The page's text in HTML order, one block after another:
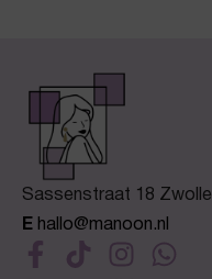
Sassenstraat 18 Zwolle
E hallo@manoon.nl